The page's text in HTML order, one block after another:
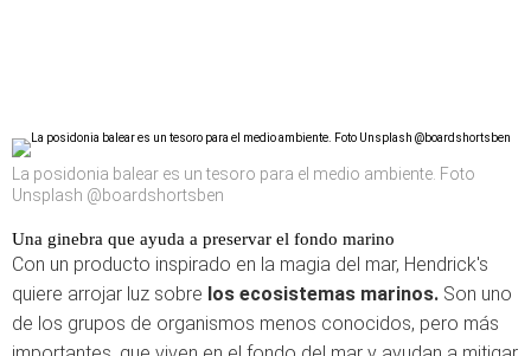
La posidonia balear es un tesoro para el medio ambiente. Foto
Unsplash @boardshortsben
Una ginebra que ayuda a preservar el fondo marino
Con un producto inspirado en la magia del mar, Hendrick's
quiere arrojar luz sobre los ecosistemas marinos. Son uno
de los grupos de organismos menos conocidos, pero más